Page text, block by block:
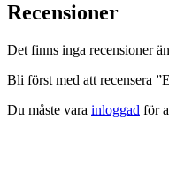
Recensioner
Det finns inga recensioner
Bli först med att recensera
Du måste vara inloggad för